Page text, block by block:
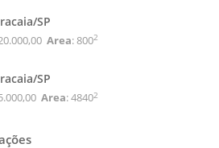
SP
Area: 8002
SP
Area: 48402